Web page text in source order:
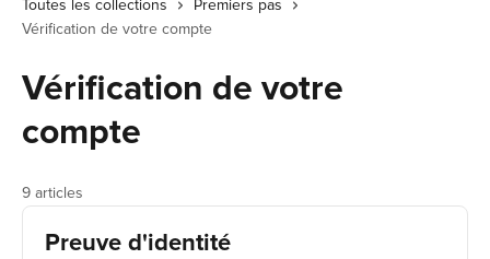
Toutes les collections
Premiers pas
Vérification de votre compte
Vérification de votre
compte
9 articles
Preuve d'identité